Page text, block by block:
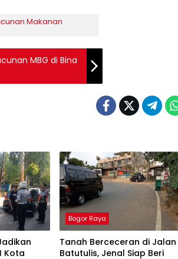
Makanan
MBG di Bina
Kota
Bogor Raya
Tanah Berceceran di Jalan
Batutulis, Jenal Siap Beri